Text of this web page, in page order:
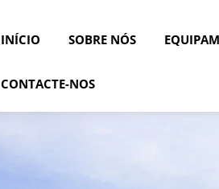
INÍCIO SOBRE NÓS
CONTACTE-NOS